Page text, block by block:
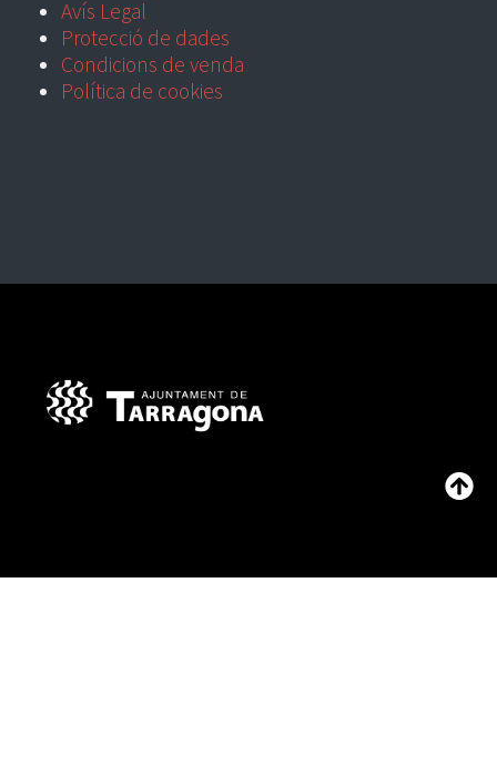
Avís Legal
Protecció de dades
Condicions de venda
Política de cookies